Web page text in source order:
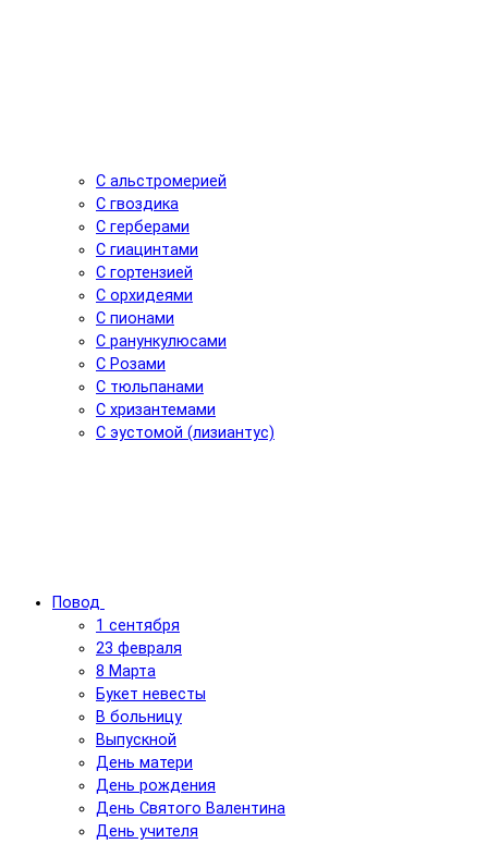
С альстромерией
С гвоздика
С герберами
С гиацинтами
С гортензией
С орхидеями
С пионами
С ранункулюсами
С Розами
С тюльпанами
С хризантемами
С эустомой (лизиантус)
Повод
1 сентября
23 февраля
8 Марта
Букет невесты
В больницу
Выпускной
День матери
День рождения
День Святого Валентина
День учителя